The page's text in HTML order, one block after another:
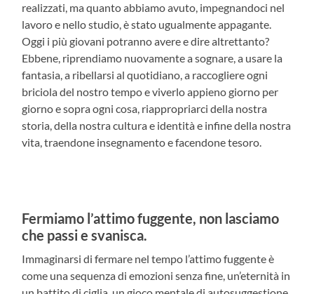
realizzati, ma quanto abbiamo avuto, impegnandoci nel
lavoro e nello studio, è stato ugualmente appagante.
Oggi i più giovani potranno avere e dire altrettanto?
Ebbene, riprendiamo nuovamente a sognare, a usare la
fantasia, a ribellarsi al quotidiano, a raccogliere ogni
briciola del nostro tempo e viverlo appieno giorno per
giorno e sopra ogni cosa, riappropriarci della nostra
storia, della nostra cultura e identità e infine della nostra
vita, traendone insegnamento e facendone tesoro.
Fermiamo l’attimo fuggente, non lasciamo
che passi e svanisca.
Immaginarsi di fermare nel tempo l’attimo fuggente è
come una sequenza di emozioni senza fine, un’eternità in